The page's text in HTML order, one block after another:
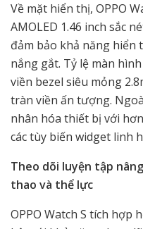
Về mặt hiển thị, OPPO
AMOLED 1.46 inch sắc
đảm bảo khả năng hiển
nắng gắt. Tỷ lệ màn
viền bezel siêu mỏng
tràn viền ấn tượng.
nhân hóa thiết bị với
các tùy biến widget linh
Theo dõi luyện tập
thao và thể lực
OPPO Watch S tích hợp